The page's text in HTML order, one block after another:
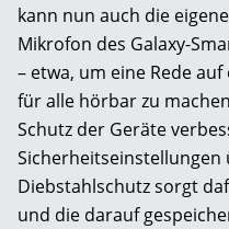
kann nun auch die
Mikrofon des Galaxy-
– etwa, um eine Rede
für alle hörbar zu
Schutz der Geräte
Diebstahlschutz sorgt
und die darauf